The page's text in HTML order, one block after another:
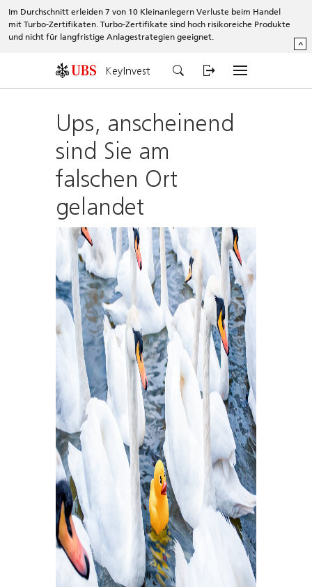
Im Durchschnitt erleiden 7 von 10 Kleinanlegern Verluste beim Handel
mit Turbo-Zertifikaten. Turbo-Zertifikate sind hoch risikoreiche Produkte
und nicht für langfristige Anlagestrategien geeignet.
^
KeyInvest
Ups, anscheinend
sind Sie am
falschen Ort
gelandet